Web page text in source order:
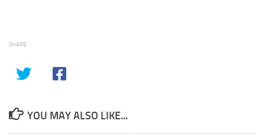
SHARE
YOU MAY ALSO LIKE...